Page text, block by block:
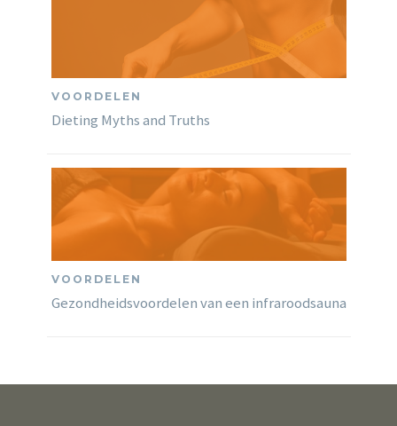
VOORDELEN
Dieting Myths and Truths
VOORDELEN
Gezondheidsvoordelen van een infraroodsauna